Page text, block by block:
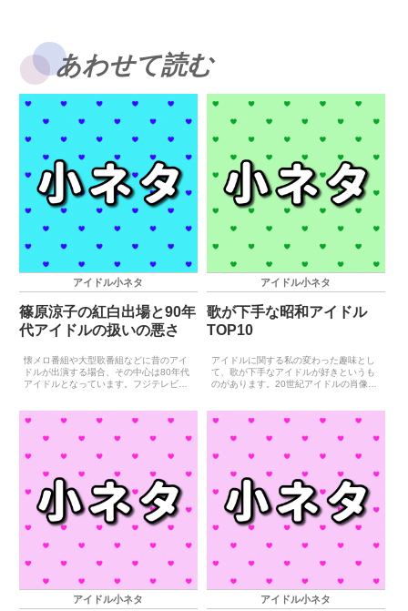
あわせて読む
アイドル小ネタ
篠原涼子の紅白出場と90年
代アイドルの扱いの悪さ
懐メロ番組や大型歌番組などに昔のアイ
ドルが出演する場合、その中心は80年代
アイドルとなっています。フジテレビで
ょう。（男性アイドルは無視）
アイドル小ネタ
歌が下手な昭和アイドル
TOP10
アイドルに関する私の変わった趣味とし
て、歌が下手なアイドルが好きというも
のがあります。20世紀アイドルの肖像の
いていますが、個人にとってマイナスに
アイドル小ネタ アイドル小ネタ